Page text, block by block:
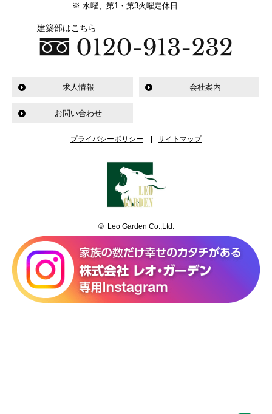
※ 水曜、第1・第3火曜定休日
建築部はこちら
求人情報 会社案内
お問い合わせ
プライバシーポリシー サイトマップ
© Leo Garden Co.,Ltd.